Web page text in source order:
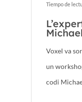
Tiempo de
Voxel va
un
codi